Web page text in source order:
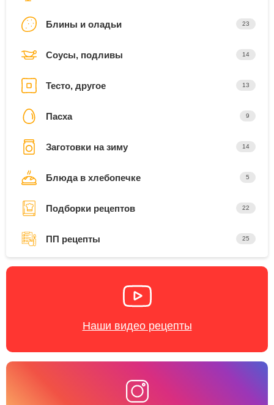
Блины и оладьи 23
Соусы, подливы 14
Тесто, другое 13
Пасха 9
Заготовки на зиму 14
Блюда в хлебопечке 5
Подборки рецептов 22
ПП рецепты 25
Наши видео рецепты